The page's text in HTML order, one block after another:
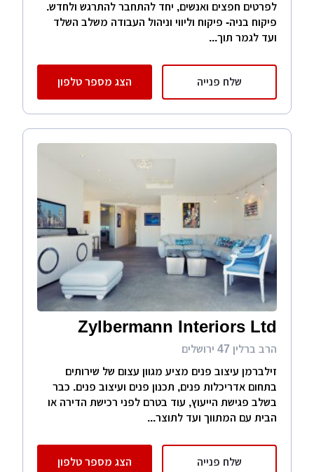
לפרטים חפצים ואנשים, יחד להתחבר להתרגש ולחדש.
פיקוח בניה- פיקוח וליווי וניהול העבודה משלב השלד
ועד לגמר תוך...
שלח פנייה הצג מספר טלפון
Zylbermann Interiors Ltd
הרב ברלין 47 ירושלים
זילברמן עיצוב פנים מציע מגוון עצום של שירותים
בתחום אדריכלות פנים, תכנון פנים ועיצוב פנים. כבר
בשלב פגישת הייעוץ, עוד בטרם לפני רכישת הדירה או
הבית עם המתווך ועד לתוצר...
שלח פנייה הצג מספר טלפון